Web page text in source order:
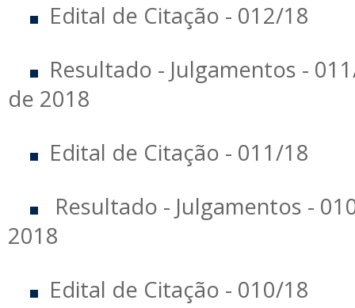
Edital de Citação - 012/18
Resultado - Julgamentos -
de 2018
Edital de Citação - 011/18
Resultado - Julgamentos -
2018
Edital de Citação - 010/18